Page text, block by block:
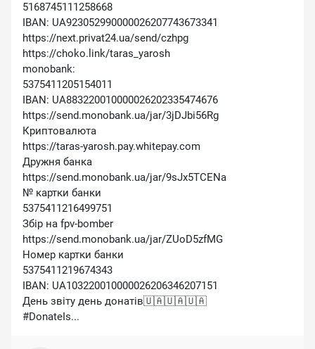
5168745111258668
IBAN: UA923052990000026207743673341
https://next.privat24.ua/send/czhpg
https://choko.link/taras_yarosh
monobank:
5375411205154011
IBAN: UA883220010000026202335474676
https://send.monobank.ua/jar/3jDJbi56Rg
Криптовалюта
https://taras-yarosh.pay.whitepay.com
Дружня банка
https://send.monobank.ua/jar/9sJx5TCENa
№ картки банки
5375411216499751
Збір на fpv-bomber
https://send.monobank.ua/jar/ZUoD5zfMG
Номер картки банки
5375411219674343
IBAN: UA103220010000026206346207151
День звіту день донатів🇺🇦🇺🇦🇺🇦
#DonateIs...